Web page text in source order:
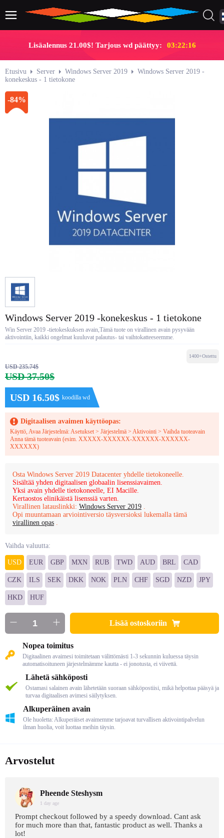
Lisäalennus 21.00$! Tarjous wd päättyy: 03:22:15
Etusivu Server Windows Server 2019
Windows Server 2019 -
konekeskus - 1 tietokone
-84%
Windows Server 2019 -konekeskus - 1 tietokone
Win Server 2019 -tietokeskuksen avain,Tämä tuote on virallinen avain pysyvään
aktivointiin, kaikki ongelmat kuuluvat palautus- tai vaihtokatteeseemme.
USD 235.74$
USD 37.50$
USD 16.50$ koodilla wd
1400+Ostettu
Digitaalisen avaimen käyttöopas:
Käyttö, Avaa Järjestelmä: Asetukset > Järjestelmä > Aktivointi > Vaihda tuoteavain
Anna tämä tuoteavain (esim. XXXXX-XXXXXX-XXXXXX-XXXXXX-
XXXXXX)
Osta Windows Server 2019 Datacenter yhdelle tietokoneelle.
Sisältää yhden digitaalisen globaalin lisenssiavaimen.
Yksi avain yhdelle tietokoneelle, EI Macille.
Kertaostos elinikäistä lisenssiä varten.
Virallinen latauslinkki: Windows Server 2019 .
Opi muuntamaan arviointiversio täysversioksi lukemalla tämä
virallinen opas .
Vaihda valuutta:
USD EUR GBP MXN RUB TWD AUD BRL CAD
CZK ILS SEK DKK NOK PLN CHF SGD NZD JPY
HKD HUF
Lisää ostoskoriin
Nopea toimitus
Digitaalinen avaimesi toimitetaan välittömästi 1-3 sekunnin kuluessa täysin
automatisoituneen järjestelmämme kautta - ei jonotusta, ei viivettä.
Lähetä sähköposti
Ostamasi salainen avain lähetetään suoraan sähköpostiisi, mikä helpottaa pääsyä ja
turvaa digitaalisen avimesi säilytyksen.
Alkuperäinen avain
Ole huoletta: Alkuperäiset avaimemme tarjoavat turvallisen aktivointipalvelun
ilman huolia, voit luottaa meihin täysin.
Arvostelut
Pheende Steshysm
1 day age
Prompt checkout followed by a speedy download. Cant ask
for much more than that, fantastic product as well. Thanks a
lot!